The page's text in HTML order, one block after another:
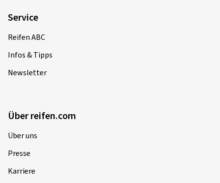
Service
Reifen ABC
Infos & Tipps
Newsletter
Über reifen.com
Über uns
Presse
Karriere